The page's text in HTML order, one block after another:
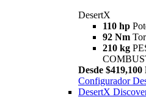
DesertX
110 hp
92 Nm
210 kg
Desde
Configurador
DesertX